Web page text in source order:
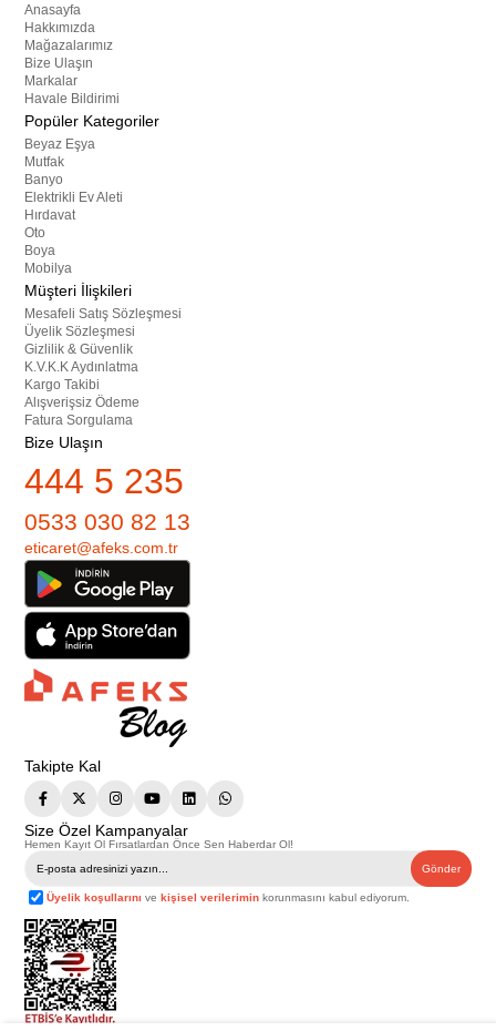
Anasayfa
Hakkımızda
Mağazalarımız
Bize Ulaşın
Markalar
Havale Bildirimi
Popüler Kategoriler
Beyaz Eşya
Mutfak
Banyo
Elektrikli Ev Aleti
Hırdavat
Oto
Boya
Mobilya
Müşteri İlişkileri
Mesafeli Satış Sözleşmesi
Üyelik Sözleşmesi
Gizlilik & Güvenlik
K.V.K.K Aydınlatma
Kargo Takibi
Alışverişsiz Ödeme
Fatura Sorgulama
Bize Ulaşın
444 5 235
0533 030 82 13
eticaret@afeks.com.tr
Takipte Kal
Size Özel Kampanyalar
Hemen Kayıt Ol Fırsatlardan Önce Sen Haberdar Ol!
Gönder
Üyelik koşullarını vekişisel verilerimin korunmasını kabul ediyorum.